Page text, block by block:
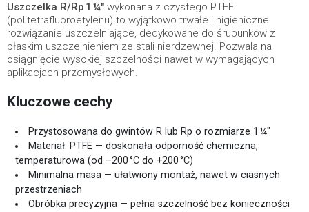
Uszczelka R/Rp 1 ¼″ wykonana z czystego PTFE
(politetrafluoroetylenu) to wyjątkowo trwałe i higieniczne
rozwiązanie uszczelniające, dedykowane do śrubunków z
płaskim uszczelnieniem ze stali nierdzewnej. Pozwala na
osiągnięcie wysokiej szczelności nawet w wymagających
aplikacjach przemysłowych.
Kluczowe cechy
Przystosowana do gwintów R lub Rp o rozmiarze 1 ¼″
Materiał: PTFE — doskonała odporność chemiczna,
temperaturowa (od –200 °C do +200 °C)
Minimalna masa — ułatwiony montaż, nawet w ciasnych
przestrzeniach
Obróbka precyzyjna — pełna szczelność bez konieczności